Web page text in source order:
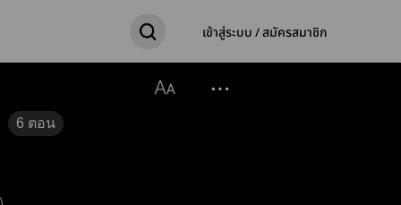
เข้าสู่ระบบ / สมัครสมาชิก
6 ตอน